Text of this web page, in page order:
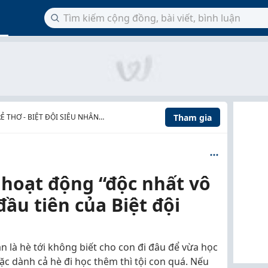
THƠ - BIỆT ĐỘI SIÊU NHÂN Tham gia
động “độc nhất vô
tiên của Biệt đội
là hè tới không biết cho con đi đâu để vừa học
dành cả hè đi học thêm thì tội con quá. Nếu